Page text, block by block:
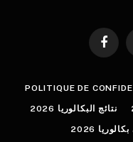
POLITIQUE DE
نتائج البكالوريا 2026